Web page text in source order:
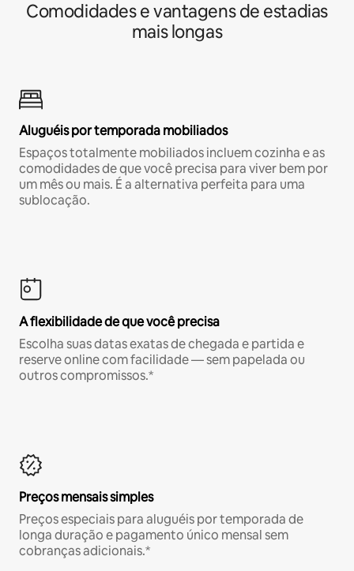
Comodidades e vantagens de estadias
mais longas
Aluguéis por temporada mobiliados
Espaços totalmente mobiliados incluem cozinha e as
comodidades de que você precisa para viver bem por
um mês ou mais. É a alternativa perfeita para uma
sublocação.
A flexibilidade de que você precisa
Escolha suas datas exatas de chegada e partida e
reserve online com facilidade — sem papelada ou
outros compromissos.*
Preços mensais simples
Preços especiais para aluguéis por temporada de
longa duração e pagamento único mensal sem
cobranças adicionais.*